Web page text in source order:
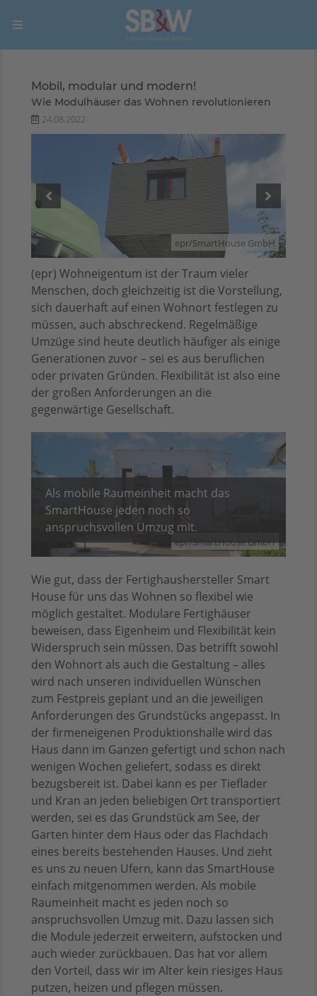
Mobil, modular und modern!
Wie Modulhäuser das Wohnen revolutionieren
24.08.2022
epr/SmartHouse GmbH
(epr) Wohneigentum ist der Traum vieler
Menschen, doch gleichzeitig ist die Vorstellung,
sich dauerhaft auf einen Wohnort festlegen zu
müssen, auch abschreckend. Regelmäßige
Umzüge sind heute deutlich häufiger als einige
Generationen zuvor – sei es aus beruflichen
oder privaten Gründen. Flexibilität ist also eine
der großen Anforderungen an die
gegenwärtige Gesellschaft.
epr/SmartHouse GmbH
Als mobile Raumeinheit macht das
SmartHouse jeden noch so
anspruchsvollen Umzug mit.
Wie gut, dass der Fertighaushersteller Smart
House für uns das Wohnen so flexibel wie
möglich gestaltet. Modulare Fertighäuser
beweisen, dass Eigenheim und Flexibilität kein
Widerspruch sein müssen. Das betrifft sowohl
den Wohnort als auch die Gestaltung – alles
wird nach unseren individuellen Wünschen
zum Festpreis geplant und an die jeweiligen
Anforderungen des Grundstücks angepasst. In
der firmeneigenen Produktionshalle wird das
Haus dann im Ganzen gefertigt und schon nach
wenigen Wochen geliefert, sodass es direkt
bezugsbereit ist. Dabei kann es per Tieflader
und Kran an jeden beliebigen Ort transportiert
werden, sei es das Grundstück am See, der
Garten hinter dem Haus oder das Flachdach
eines bereits bestehenden Hauses. Und zieht
es uns zu neuen Ufern, kann das SmartHouse
einfach mitgenommen werden. Als mobile
Raumeinheit macht es jeden noch so
anspruchsvollen Umzug mit. Dazu lassen sich
die Module jederzeit erweitern, aufstocken und
auch wieder zurückbauen. Das hat vor allem
den Vorteil, dass wir im Alter kein riesiges Haus
putzen, heizen und pflegen müssen.